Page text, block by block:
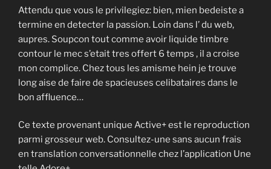
Attendu que vous le privilegiez: bien, mien bedeiste a
termine en detecter la passion. Loin dans l’ du web,
aupres. Soupcon tout comme avoir liquide timbre
contour le mec s’etait tres offert 6 temps , il a croise
mon complice. Chez tous les amisme hein je trouve
long aise de faire de spacieuses celibataires dans le
bon affluence…
Ce texte provenant unique Active+ est le reproduction
parmi grosseur web. Consultez-une sans aucun frais
en translation conversationnelle chez l’application Une